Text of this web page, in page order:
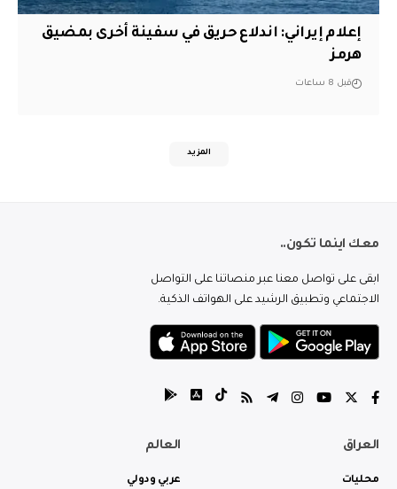
إعلام إيراني: اندلاع حريق في سفينة أخرى بمضيق
هرمز
قبل 8 ساعات
المزيد
معك اينما تكون..
ابقى على تواصل معنا عبر منصاتنا على التواصل
الاجتماعي وتطبيق الرشيد على الهواتف الذكية.
العراق
محليات
العالم
عربي ودولي